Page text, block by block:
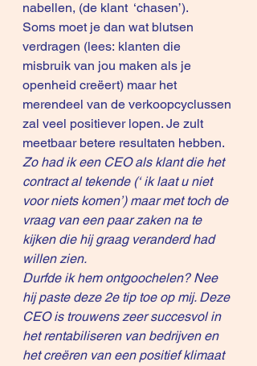
nabellen, (de klant  ‘chasen’).
Soms moet je dan wat blutsen
verdragen (lees: klanten die
misbruik van jou maken als je
openheid creëert) maar het
merendeel van de verkoopcyclussen
zal veel positiever lopen. Je zult
meetbaar betere resultaten hebben.
Zo had ik een CEO als klant die het
contract al tekende (‘ ik laat u niet
voor niets komen’) maar met toch de
vraag van een paar zaken na te
kijken die hij graag veranderd had
willen zien.
Durfde ik hem ontgoochelen? Nee
hij paste deze 2e tip toe op mij. Deze
CEO is trouwens zeer succesvol in
het rentabiliseren van bedrijven en
het creëren van een positief klimaat